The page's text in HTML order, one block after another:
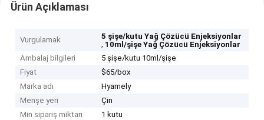
Ürün Açıklaması
Vurgulamak
5 şişe/kutu Yağ Çözücü Enjeksiyonlar
, 10ml/şişe Yağ Çözücü Enjeksiyonlar
Ambalaj bilgileri
5 şişe/kutu 10ml/şişe
Fiyat
$65/box
Marka adı
Hyamely
Menşe yeri
Çin
Min sipariş miktarı
1 kutu